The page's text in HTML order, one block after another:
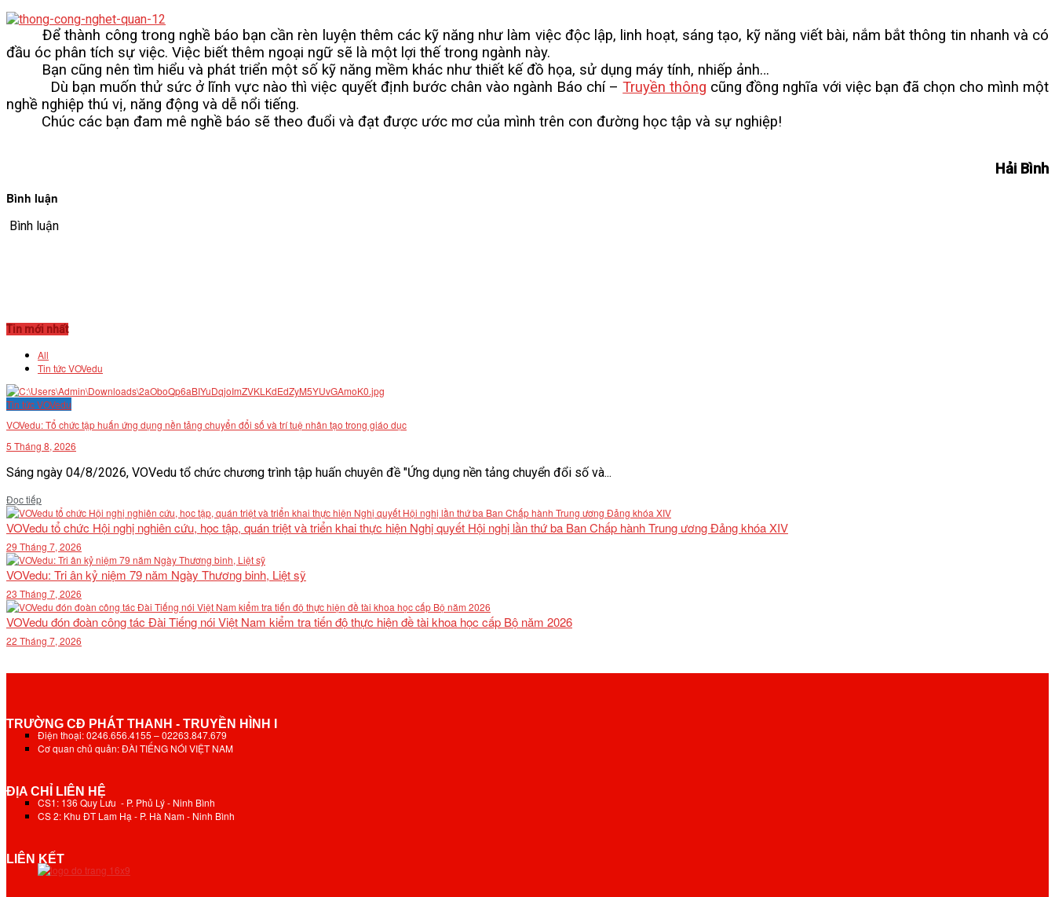
Để thành công trong nghề báo bạn cần rèn luyện thêm các kỹ năng như làm việc độc lập, linh hoạt, sáng tạo, kỹ năng viết bài, nắm bắt thông tin nhanh và có
đầu óc phân tích sự việc. Việc biết thêm ngoại ngữ sẽ là một lợi thế trong ngành này.
Bạn cũng nên tìm hiểu và phát triển một số kỹ năng mềm khác như thiết kế đồ họa, sử dụng máy tính, nhiếp ảnh…
Dù bạn muốn thử sức ở lĩnh vực nào thì việc quyết định bước chân vào ngành Báo chí –Truyền thông cũng đồng nghĩa với việc bạn đã chọn cho mình một
nghề nghiệp thú vị, năng động và dễ nổi tiếng.
Chúc các bạn đam mê nghề báo sẽ theo đuổi và đạt được ước mơ của mình trên con đường học tập và sự nghiệp!
Hải Bình
Bình luận
Bình luận
Tin mới nhất
All
Tin tức VOVedu
Tin tức VOVedu
VOVedu: Tổ chức tập huấn ứng dụng nền tảng chuyển đổi số và trí tuệ nhân tạo trong giáo dục
5 Tháng 8, 2026
Sáng ngày 04/8/2026, VOVedu tổ chức chương trình tập huấn chuyên đề "Ứng dụng nền tảng chuyển đổi số và...
Đọc tiếpDetails
VOVedu tổ chức Hội nghị nghiên cứu, học tập, quán triệt và triển khai thực hiện Nghị quyết Hội nghị lần thứ ba Ban Chấp hành Trung ương Đảng khóa XIV
29 Tháng 7, 2026
VOVedu: Tri ân kỷ niệm 79 năm Ngày Thương binh, Liệt sỹ
23 Tháng 7, 2026
VOVedu đón đoàn công tác Đài Tiếng nói Việt Nam kiểm tra tiến độ thực hiện đề tài khoa học cấp Bộ năm 2026
22 Tháng 7, 2026
TRƯỜNG CĐ PHÁT THANH - TRUYỀN HÌNH I
Điện thoại: 0246.656.4155 – 02263.847.679
Cơ quan chủ quản: ĐÀI TIẾNG NÓI VIỆT NAM
ĐỊA CHỈ LIÊN HỆ
CS1: 136 Quy Lưu - P. Phủ Lý - Ninh Bình
CS 2: Khu ĐT Lam Hạ - P. Hà Nam - Ninh Bình
LIÊN KẾT